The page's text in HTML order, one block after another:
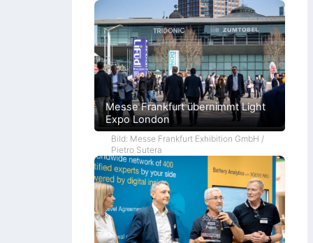
Messe Frankfurt übernimmt Light
Expo London
Bild: Messe Frankfurt Exhibition GmbH /
Pietro Sutera